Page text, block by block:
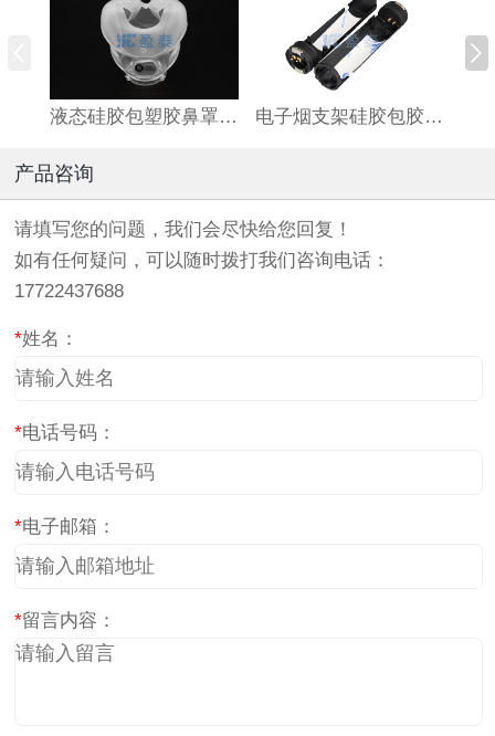
液态硅胶包塑胶鼻罩源头生产厂家 呼吸机鼻罩定制工厂 LSR硅胶包塑胶鼻罩 电子烟支架硅胶包胶工厂 小型电子产品液态硅胶包塑胶配件加工厂 lsr硅胶包...
产品咨询
请填写您的问题，我们会尽快给您回复！
如有任何疑问，可以随时拨打我们咨询电话：
17722437688
*姓名：
*电话号码：
*电子邮箱：
*留言内容：